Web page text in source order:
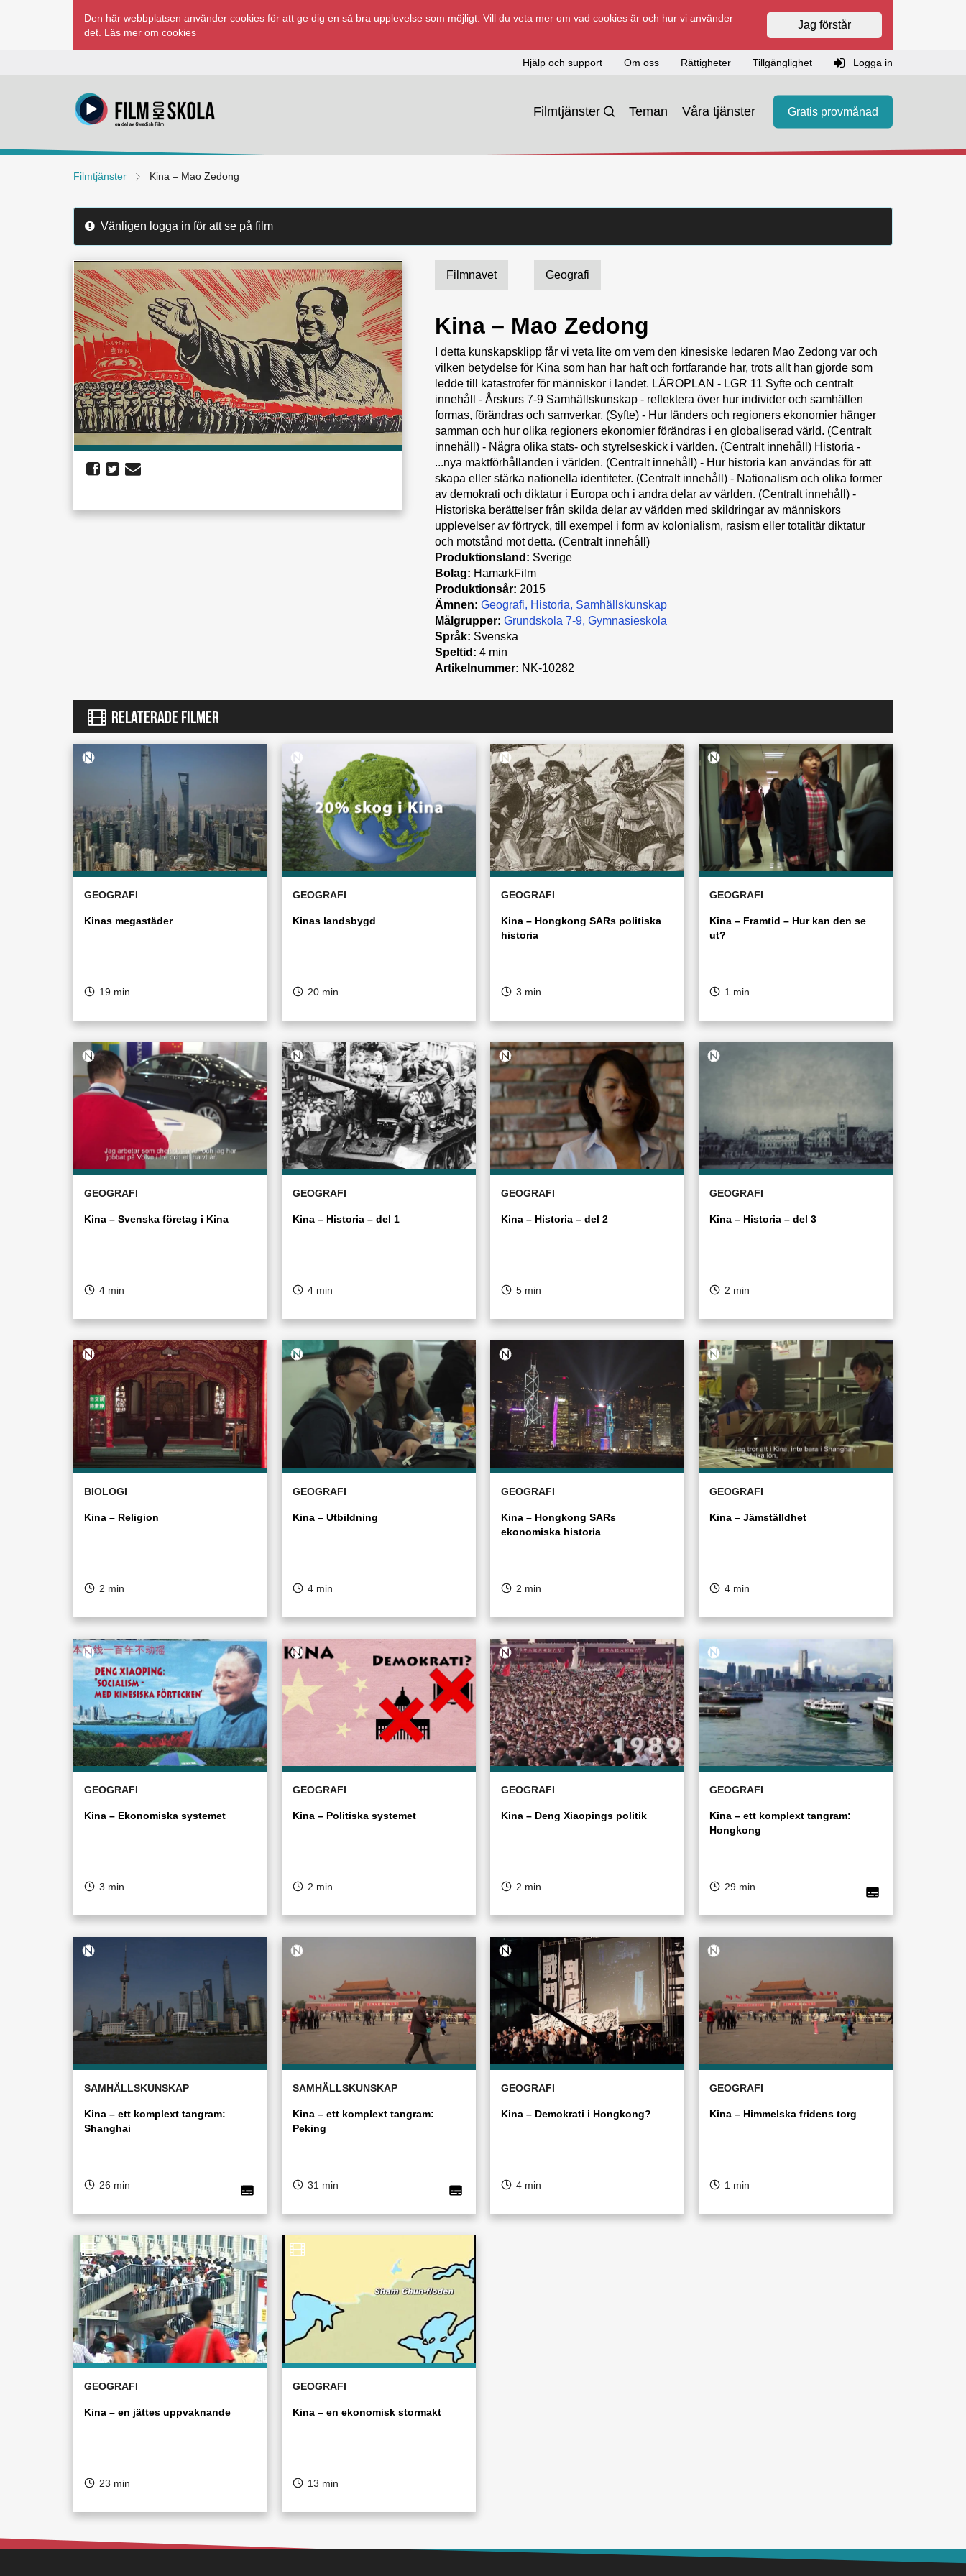
Den här webbplatsen använder cookies för att ge dig en så bra upplevelse som möjligt. Vill du veta mer om vad cookies är och hur vi använder
det. Läs mer om cookies
Jag förstår
Hjälp och support Om oss Rättigheter Tillgänglighet Logga in
Filmtjänster Teman Våra tjänster Gratis provmånad
Filmtjänster Kina – Mao Zedong
Vänligen logga in för att se på film
Filmnavet Geografi
Kina – Mao Zedong
I detta kunskapsklipp får vi veta lite om vem den kinesiske ledaren Mao Zedong var och
vilken betydelse för Kina som han har haft och fortfarande har, trots allt han gjorde som
ledde till katastrofer för människor i landet. LÄROPLAN - LGR 11 Syfte och centralt
innehåll - Årskurs 7-9 Samhällskunskap - reflektera över hur individer och samhällen
formas, förändras och samverkar, (Syfte) - Hur länders och regioners ekonomier hänger
samman och hur olika regioners ekonomier förändras i en globaliserad värld. (Centralt
innehåll) - Några olika stats- och styrelseskick i världen. (Centralt innehåll) Historia -
...nya maktförhållanden i världen. (Centralt innehåll) - Hur historia kan användas för att
skapa eller stärka nationella identiteter. (Centralt innehåll) - Nationalism och olika former
av demokrati och diktatur i Europa och i andra delar av världen. (Centralt innehåll) -
Historiska berättelser från skilda delar av världen med skildringar av människors
upplevelser av förtryck, till exempel i form av kolonialism, rasism eller totalitär diktatur
och motstånd mot detta. (Centralt innehåll)
Produktionsland: Sverige
Bolag: HamarkFilm
Produktionsår: 2015
Ämnen: Geografi Historia Samhällskunskap
Målgrupper: Grundskola 7-9 Gymnasieskola
Språk: Svenska
Speltid: 4 min
Artikelnummer: NK-10282
RELATERADE FILMER
GEOGRAFI
Kinas megastäder
19 min
GEOGRAFI
Kinas landsbygd
20 min
GEOGRAFI
Kina – Hongkong SARs politiska
historia
3 min
GEOGRAFI
Kina – Framtid – Hur kan den se
ut?
1 min
GEOGRAFI
Kina – Svenska företag i Kina
4 min
GEOGRAFI
Kina – Historia – del 1
4 min
GEOGRAFI
Kina – Historia – del 2
5 min
GEOGRAFI
Kina – Historia – del 3
2 min
BIOLOGI
Kina – Religion
2 min
GEOGRAFI
Kina – Utbildning
4 min
GEOGRAFI
Kina – Hongkong SARs
ekonomiska historia
2 min
GEOGRAFI
Kina – Jämställdhet
4 min
GEOGRAFI
Kina – Ekonomiska systemet
3 min
GEOGRAFI
Kina – Politiska systemet
2 min
GEOGRAFI
Kina – Deng Xiaopings politik
2 min
GEOGRAFI
Kina – ett komplext tangram:
Hongkong
29 min
SAMHÄLLSKUNSKAP
Kina – ett komplext tangram:
Shanghai
26 min
SAMHÄLLSKUNSKAP
Kina – ett komplext tangram:
Peking
31 min
GEOGRAFI
Kina – Demokrati i Hongkong?
4 min
GEOGRAFI
Kina – Himmelska fridens torg
1 min
GEOGRAFI
Kina – en jättes uppvaknande
23 min
GEOGRAFI
Kina – en ekonomisk stormakt
13 min